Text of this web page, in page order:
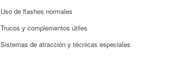
Uso de flashes normales
Trucos y complementos útiles
Sistemas de atracción y técnicas especiales